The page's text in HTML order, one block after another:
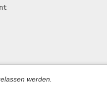
werden.